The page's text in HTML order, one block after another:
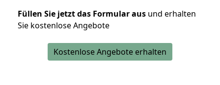
Füllen Sie jetzt das Formular aus und erhalten
Sie kostenlose Angebote
Kostenlose Angebote erhalten